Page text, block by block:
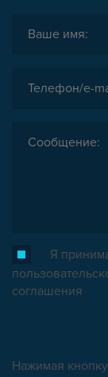
Я
соглашения
Нажимая